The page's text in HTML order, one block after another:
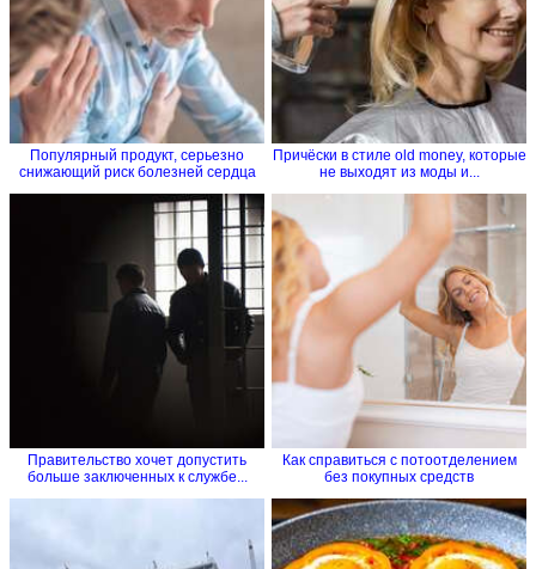
Популярный продукт, серьезно
снижающий риск болезней сердца
Причёски в стиле old money, которые
не выходят из моды и...
Правительство хочет допустить
больше заключенных к службе...
Как справиться с потоотделением
без покупных средств